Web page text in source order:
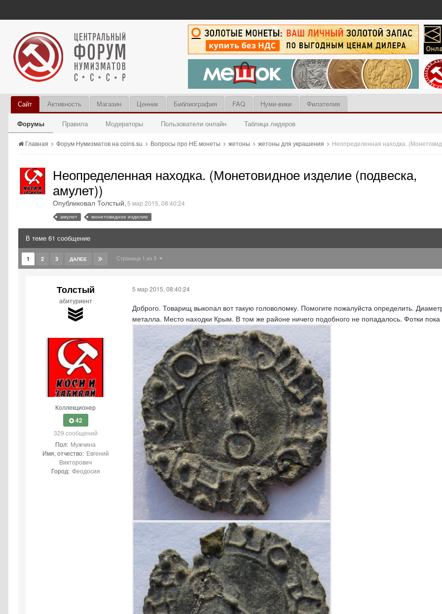
Сайт
Форумы Правила Модераторы Пользователи онлайн Таблица лидеров
Активность Магазин Ценник Библиография FAQ Нуми-вики Филателия
Главная Форум Нумизматов на coins.su Вопросы про НЕ монеты жетоны жетоны для украшения Неопределенная находка.
Неопределенная находка. (Монетовидное изделие (подвеска,
амулет))
Опубликовал Толстый, 5 мар 2015, 08:40:24
амулет монетовидное изделие
В теме 61 сообщение
1 2 3 ДАЛЕЕ Страница 1 из 3
Толстый
абитуриент
Коллекционер
42
329 сообщений
Пол: Мужчина
Имя, отчество: Евгений
Викторович
Город: Феодосия
5 мар 2015, 08:40:24
Доброго. Товарищ выкопал вот такую головоломку. Помогите пожалуйста определить.
металла. Место находки Крым. В том же районе ничего подобного не попадалось. Фотки пока